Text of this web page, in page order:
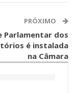
PRÓXIMO
Parlamentar dos
é instalada
na Câmara